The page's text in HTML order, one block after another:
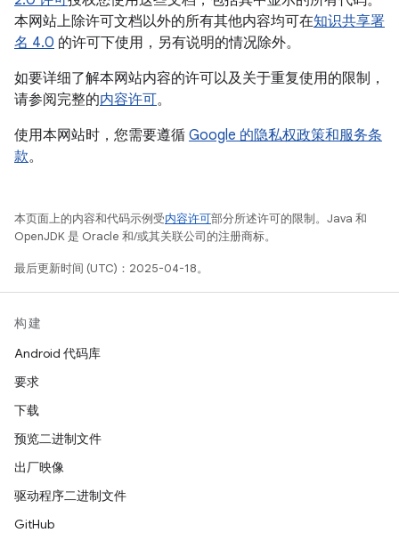
本网站上除许可文档以外的所有其他内容均可在知识共享署
名 4.0 的许可下使用，另有说明的情况除外。
如要详细了解本网站内容的许可以及关于重复使用的限制，
请参阅完整的内容许可。
使用本网站时，您需要遵循 Google 的隐私权政策和服务条
款。
本页面上的内容和代码示例受内容许可部分所述许可的限制。Java 和
OpenJDK 是 Oracle 和/或其关联公司的注册商标。
最后更新时间 (UTC)：2025-04-18。
构建
Android 代码库
要求
下载
预览二进制文件
出厂映像
驱动程序二进制文件
GitHub